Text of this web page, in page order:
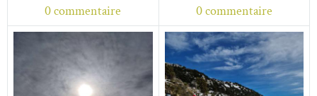
0 commentaire 0 commentaire